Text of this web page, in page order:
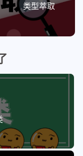
类型萃取